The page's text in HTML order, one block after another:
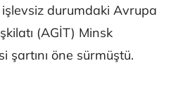
durumdaki Avrupa
(AGİT) Minsk
şartını öne sürmüştü.